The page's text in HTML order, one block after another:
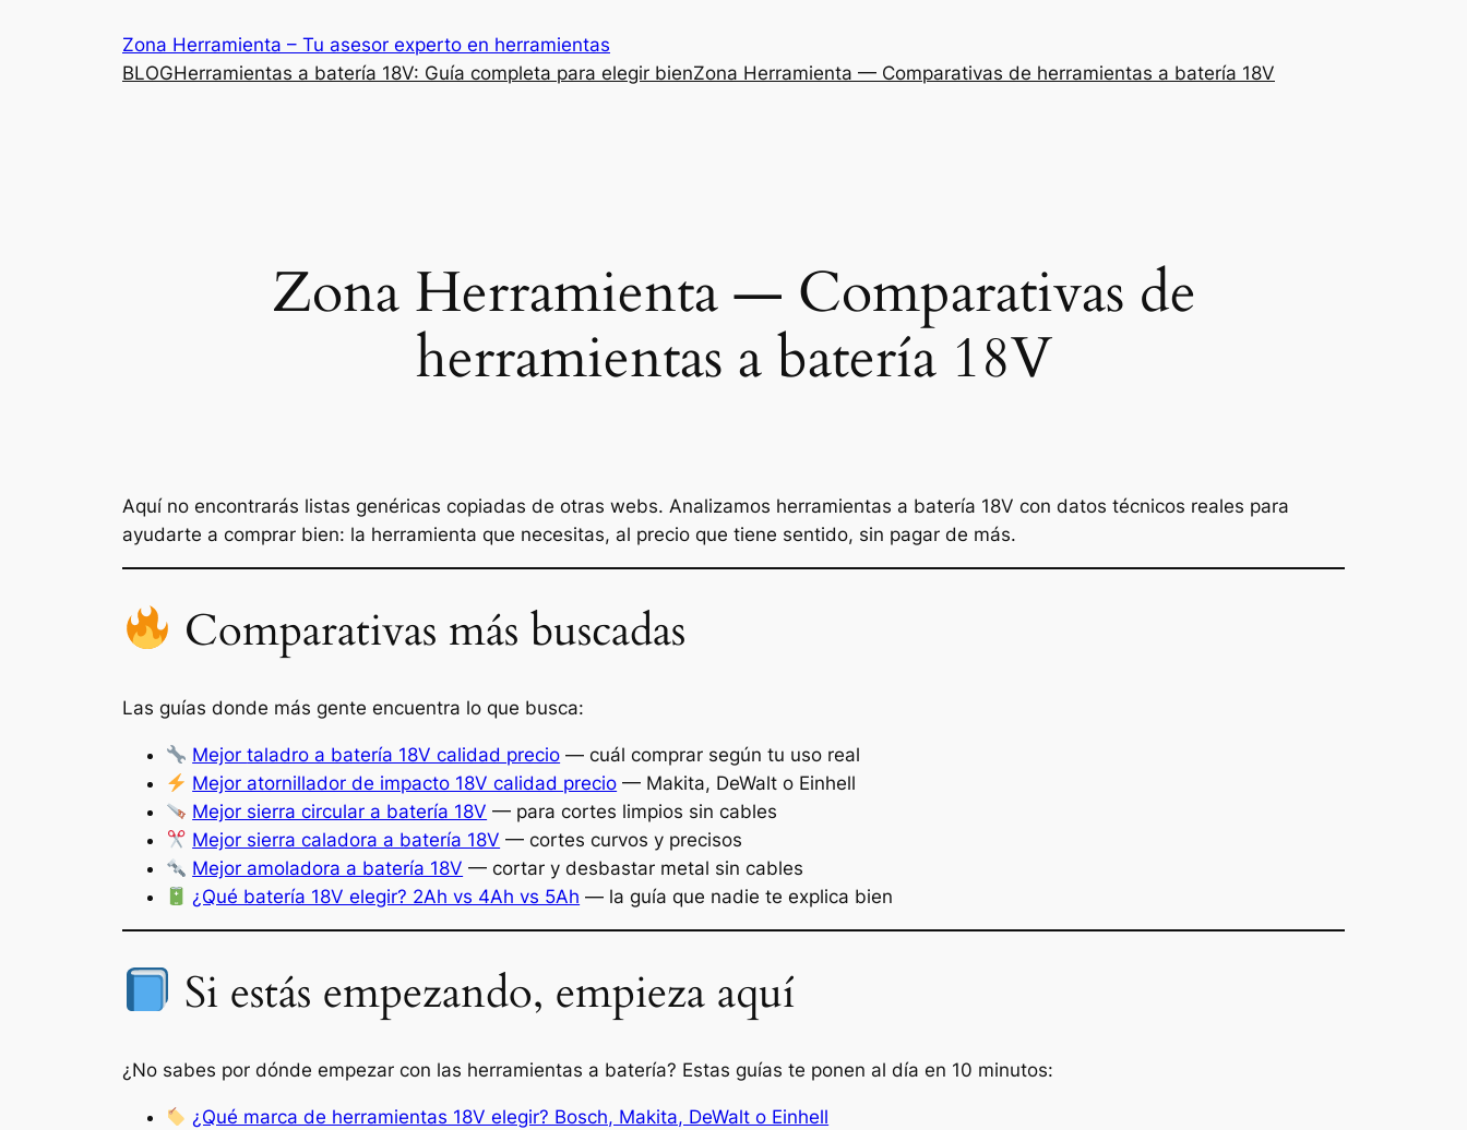
Zona Herramienta – Tu asesor experto en herramientas
BLOGHerramientas a batería 18V: Guía completa para elegir bienZona Herramienta — Comparativas de herramientas a batería 18V
Zona Herramienta — Comparativas de
herramientas a batería 18V
Aquí no encontrarás listas genéricas copiadas de otras webs. Analizamos herramientas a batería 18V con datos técnicos reales para
ayudarte a comprar bien: la herramienta que necesitas, al precio que tiene sentido, sin pagar de más.
Comparativas más buscadas
Las guías donde más gente encuentra lo que busca:
Mejortaladro a batería 18V calidad precio — cuál comprar según tu uso real
Mejor atornillador de impacto 18V calidad precio — Makita, DeWalt o Einhell
Mejor sierra circular a batería 18V — para cortes limpios sin cables
Mejor sierra caladora a batería 18V — cortes curvos y precisos
Mejor amoladora a batería 18V — cortar y desbastar metal sin cables
¿Qué batería 18V elegir? 2Ah vs 4Ah vs 5Ah — la guía que nadie te explica bien
Si estás empezando, empieza aquí
¿No sabes por dónde empezar con las herramientas a batería? Estas guías te ponen al día en 10 minutos:
¿Qué marca de herramientas 18V elegir? Bosch, Makita, DeWalt o Einhell